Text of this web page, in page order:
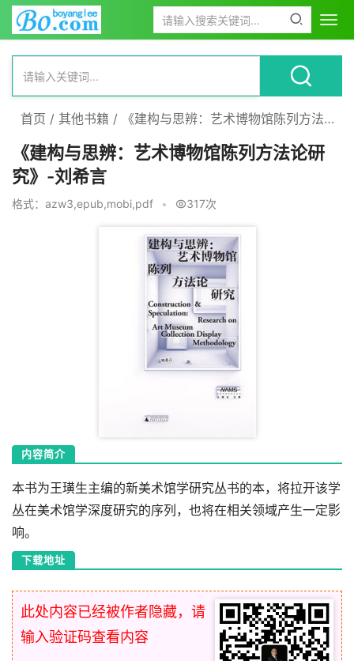
首页 / 其他书籍 / 《建构与思辨：艺术博物馆陈列方法论研究》-刘希言
《建构与思辨：艺术博物馆陈列方法论研
究》-刘希言
格式：azw3,epub,mobi,pdf • 317次
内容简介
本书为王璜生主编的新美术馆学研究丛书的本，将拉开该学
丛在美术馆学深度研究的序列，也将在相关领域产生一定影
响。
下载地址
此处内容已经被作者隐藏，请
输入验证码查看内容